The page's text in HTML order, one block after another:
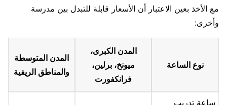
مع الأخذ بعين الاعتبار أن الأسعار قابلة للتبدل بين مدرسة
وأخرى:
نوع الساعة
المدن الكبرى،
ميونخ، برلين،
فرانكفورت
المدن المتوسطة
والمناطق الريفية
ساعة تدريب